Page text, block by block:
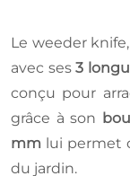
Le weeder
avec ses3
conçu pour
grâce à son
mm lui permet
du jardin.